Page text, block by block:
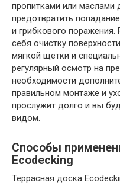
пропитками или маслами
предотвратить
и грибкового поражения.
себя очистку
мягкой щетки и
регулярный осмотр на
необходимости
правильном монтаже и
прослужит долго и вы
видом.
Способы
Ecodecking
Террасная доска